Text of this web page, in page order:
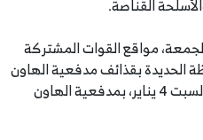
مواقع القوات المشتركة
الحديدة بقذائف مدفعية الهاون
الثقيلة، وهو قصف متواصل منذ السبت 4 يناير، بمدفعية الهاون